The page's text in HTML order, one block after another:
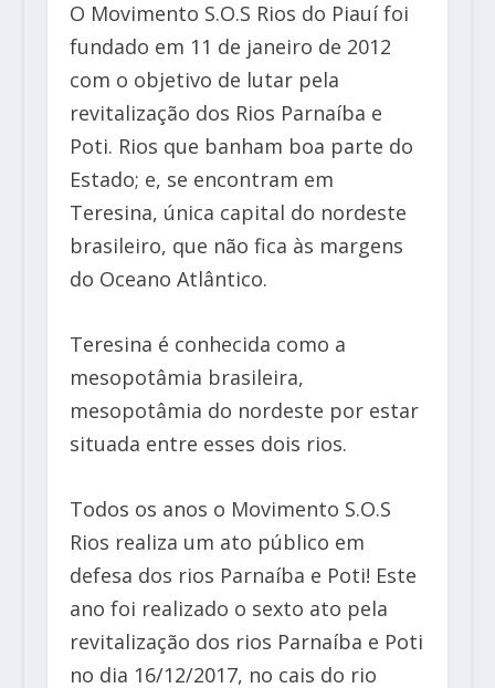
O Movimento S.O.S Rios do Piauí foi
fundado em 11 de janeiro de 2012
com o objetivo de lutar pela
revitalização dos Rios Parnaíba e
Poti. Rios que banham boa parte do
Estado; e, se encontram em
Teresina, única capital do nordeste
brasileiro, que não fica às margens
do Oceano Atlântico.
Teresina é conhecida como a
mesopotâmia brasileira,
mesopotâmia do nordeste por estar
situada entre esses dois rios.
Todos os anos o Movimento S.O.S
Rios realiza um ato público em
defesa dos rios Parnaíba e Poti! Este
ano foi realizado o sexto ato pela
revitalização dos rios Parnaíba e Poti
no dia 16/12/2017, no cais do rio